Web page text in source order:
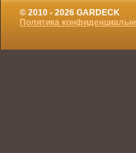
© 2010 - 2026 GARDECK
Политика